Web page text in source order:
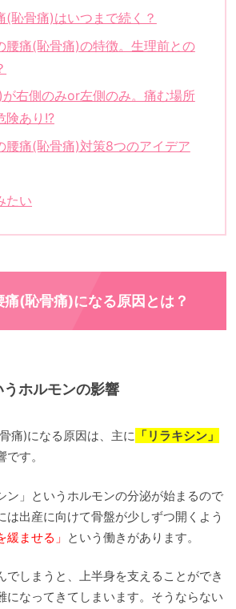
(恥骨痛)はいつまで続く？
腰痛(恥骨痛)の特徴。生理前との
右側のみor左側のみ。痛む場所
険あり!?
腰痛(恥骨痛)対策8つのアイデア
たい
(恥骨痛)になる原因とは？
うホルモンの影響
痛)になる原因は、主に 「リラキシン」
す。
ン」というホルモンの分泌が始まるので
は出産に向けて骨盤が少しずつ開くよう
緩ませる」 という働きがあります。
でしまうと、上半身を支えることができ
になってきてしまいます。そうならない